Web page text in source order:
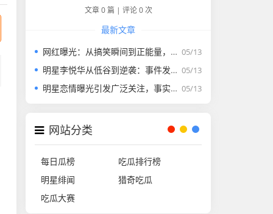
文章 0 篇 | 评论 0 次
最新文章
05/13
网红曝光：从搞笑瞬间到正能量，谁才是真正的焦点？
05/13
明星李悦华从低谷到逆袭：事件发展全回顾✨
05/13
明星恋情曝光引发广泛关注，事实尚在调查中
网站分类
每日瓜榜
吃瓜排行榜
明星绯闻
猎奇吃瓜
吃瓜大赛